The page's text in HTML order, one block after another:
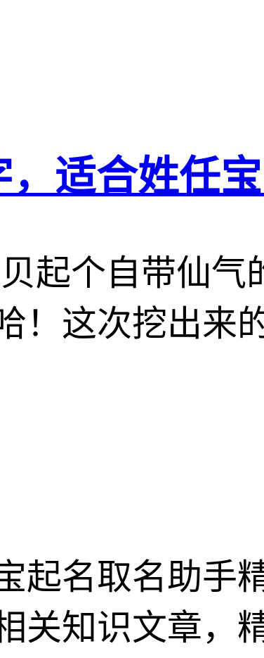
适合姓任
起个自带仙
！这次挖出来
起名取名助手
关知识文章，